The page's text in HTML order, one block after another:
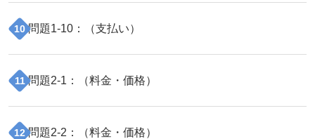
10 問題1-10 ：（支払い）
11 問題2-1 ：（料金・価格）
12 問題2-2 ：（料金・価格）